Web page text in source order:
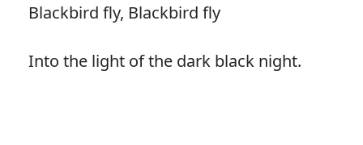
Blackbird fly, Blackbird fly
Into the light of the dark black night.